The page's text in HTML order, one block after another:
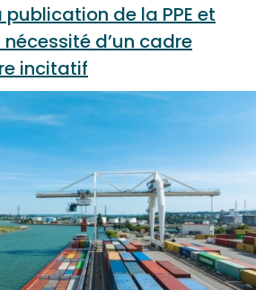
publication de la PPE et
d’un cadre
incitatif